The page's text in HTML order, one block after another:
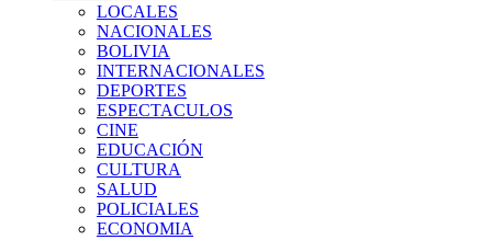
LOCALES
NACIONALES
BOLIVIA
INTERNACIONALES
DEPORTES
ESPECTACULOS
CINE
EDUCACIÓN
CULTURA
SALUD
POLICIALES
ECONOMIA